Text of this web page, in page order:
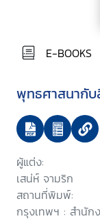
E-BOOKS
พุทธศาสนากั
ผู้แต่ง:
เสน่ห์ จามริก
สถานที่พิมพ์:
กรุงเทพฯ : สำนัก